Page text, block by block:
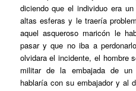
diciendo que el individuo era
altas esferas y le traería
aquel asqueroso maricón le
pasar y que no iba a
olvidara el incidente, el hombre
militar de la embajada de un
hablaría con su embajador y al